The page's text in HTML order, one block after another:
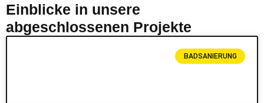
Einblicke in unsere
abgeschlossenen Projekte
BADSANIERUNG